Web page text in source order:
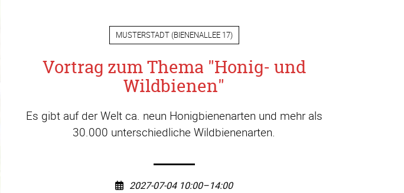
MUSTERSTADT(BIENENALLEE 17)
Vortrag zum Thema "Honig- und
Wildbienen"
Es gibt auf der Welt ca. neun Honigbienenarten und mehr als
30.000 unterschiedliche Wildbienenarten.
2027-07-04 10:00–14:00